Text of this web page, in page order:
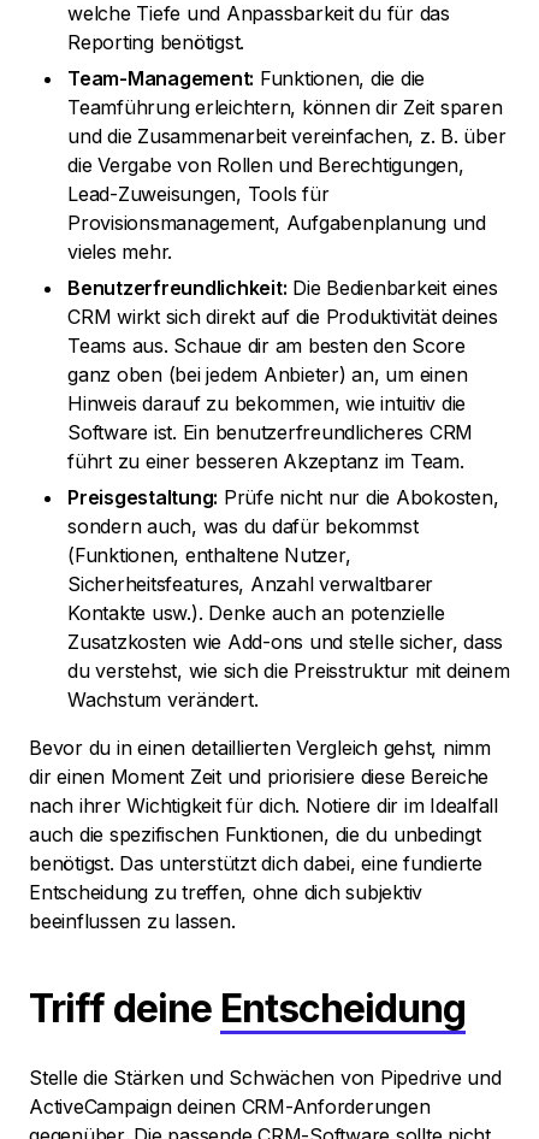
welche Tiefe und Anpassbarkeit du für das
Reporting benötigst.
Team-Management: Funktionen, die die
Teamführung erleichtern, können dir Zeit sparen
und die Zusammenarbeit vereinfachen, z. B. über
die Vergabe von Rollen und Berechtigungen,
Lead-Zuweisungen, Tools für
Provisionsmanagement, Aufgabenplanung und
vieles mehr.
Benutzerfreundlichkeit: Die Bedienbarkeit eines
CRM wirkt sich direkt auf die Produktivität deines
Teams aus. Schaue dir am besten den Score
ganz oben (bei jedem Anbieter) an, um einen
Hinweis darauf zu bekommen, wie intuitiv die
Software ist. Ein benutzerfreundlicheres CRM
führt zu einer besseren Akzeptanz im Team.
Preisgestaltung: Prüfe nicht nur die Abokosten,
sondern auch, was du dafür bekommst
(Funktionen, enthaltene Nutzer,
Sicherheitsfeatures, Anzahl verwaltbarer
Kontakte usw.). Denke auch an potenzielle
Zusatzkosten wie Add-ons und stelle sicher, dass
du verstehst, wie sich die Preisstruktur mit deinem
Wachstum verändert.
Bevor du in einen detaillierten Vergleich gehst, nimm
dir einen Moment Zeit und priorisiere diese Bereiche
nach ihrer Wichtigkeit für dich. Notiere dir im Idealfall
auch die spezifischen Funktionen, die du unbedingt
benötigst. Das unterstützt dich dabei, eine fundierte
Entscheidung zu treffen, ohne dich subjektiv
beeinflussen zu lassen.
Triff deine Entscheidung
Stelle die Stärken und Schwächen von Pipedrive und
ActiveCampaign deinen CRM-Anforderungen